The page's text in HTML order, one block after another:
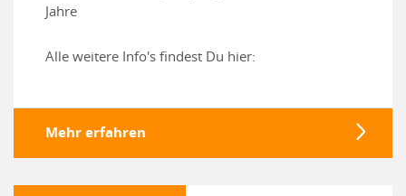
Jahre
Alle weitere Info's findest Du hier:
Mehr erfahren